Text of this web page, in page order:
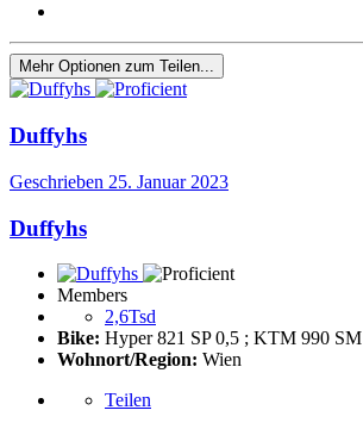
Mehr Optionen zum Teilen...
Duffyhs
Geschrieben 25. Januar 2023
Duffyhs
Members
2,6Tsd
Bike: Hyper 821 SP 0,5 ; KTM 990 SM
Wohnort/Region: Wien
Teilen